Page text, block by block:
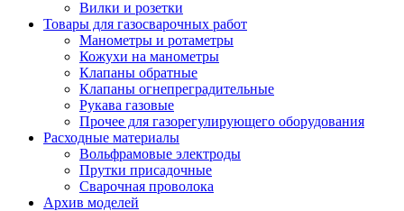
Вилки и розетки
Товары для газосварочных работ
Манометры и ротаметры
Кожухи на манометры
Клапаны обратные
Клапаны огнепреградительные
Рукава газовые
Прочее для газорегулирующего оборудования
Расходные материалы
Вольфрамовые электроды
Прутки присадочные
Сварочная проволока
Архив моделей